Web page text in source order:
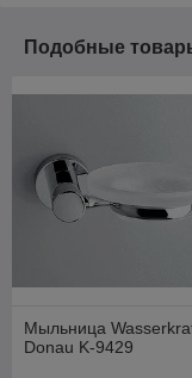
Подобные
Мыльница
Donau K-9429